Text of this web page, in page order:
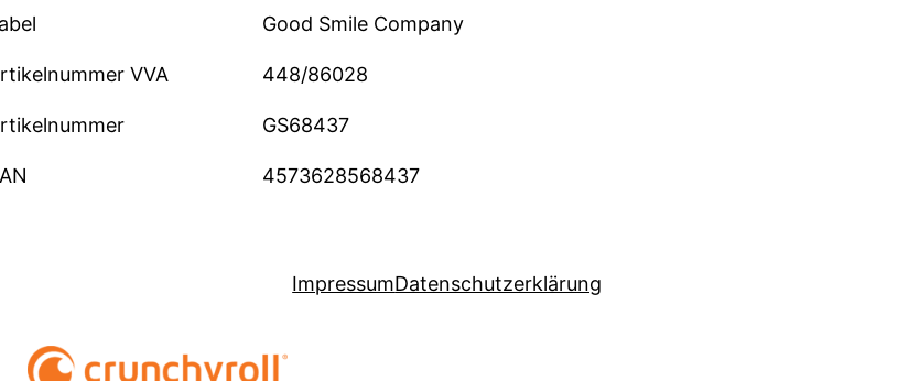
Good Smile Company
VVA 448/86028
GS68437
4573628568437
ImpressumDatenschutzerklärung